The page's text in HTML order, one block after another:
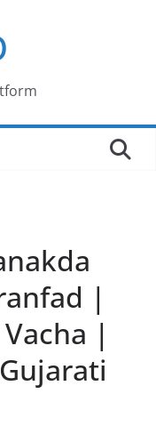
|
|